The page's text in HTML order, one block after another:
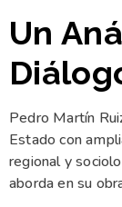
Un
Pedro Martín
Estado con
regional y
aborda en su